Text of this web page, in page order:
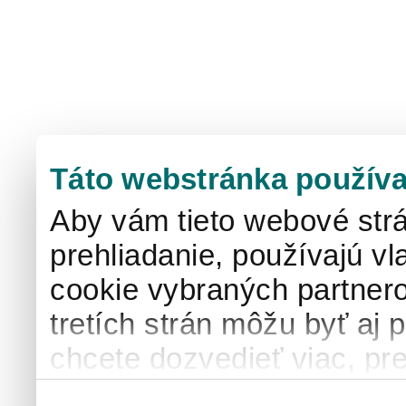
Táto webstránka
Aby vám tieto webové
prehliadanie, používajú
cookie vybraných
tretích strán môžu byť aj
chcete dozvedieť viac,